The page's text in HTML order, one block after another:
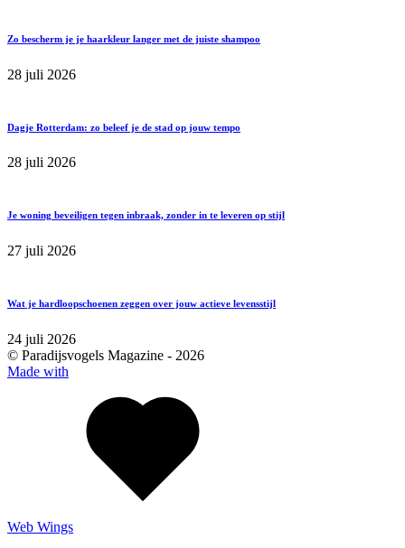
Zo bescherm je je haarkleur langer met de juiste shampoo
28 juli 2026
Dagje Rotterdam: zo beleef je de stad op jouw tempo
28 juli 2026
Je woning beveiligen tegen inbraak, zonder in te leveren op stijl
27 juli 2026
Wat je hardloopschoenen zeggen over jouw actieve levensstijl
24 juli 2026
© Paradijsvogels Magazine - 2026
Made with
Web Wings